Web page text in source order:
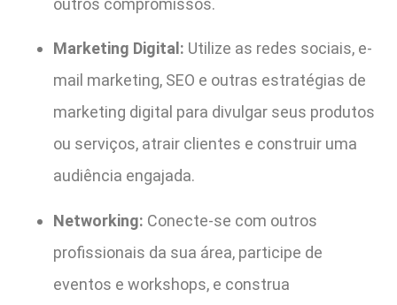
outros compromissos.
Marketing Digital: Utilize as redes sociais, e-
mail marketing, SEO e outras estratégias de
marketing digital para divulgar seus produtos
ou serviços, atrair clientes e construir uma
audiência engajada.
Networking: Conecte-se com outros
profissionais da sua área, participe de
eventos e workshops, e construa